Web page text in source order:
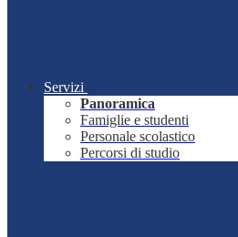
Servizi
Panoramica
Famiglie e studenti
Personale scolastico
Percorsi di studio